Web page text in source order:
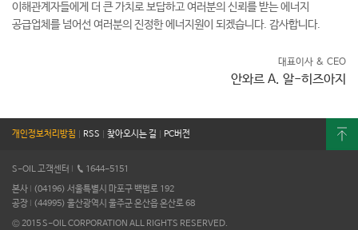
이해관계자들에게 더 큰 가치로 보답하고 여러분의 신뢰를 받는 에너지
공급업체를 넘어선 여러분의 진정한 에너지원이 되겠습니다. 감사합니다.
대표이사 & CEO
안와르 A. 알-히즈아지
개인정보처리방침 RSS 찾아오시는 길 PC버전
S-OIL 고객센터 1644-5151
본사
(04196) 서울특별시 마포구 백범로 192
공장
(44995) 울산광역시 울주군 온산읍 온산로 68
© 2015 S-OIL CORPORATION ALL RIGHTS RESERVED.